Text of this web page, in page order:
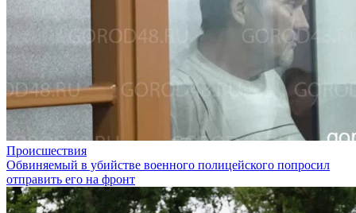
Происшествия
Обвиняемый в убийстве военного полицейского попросил
отправить его на фронт